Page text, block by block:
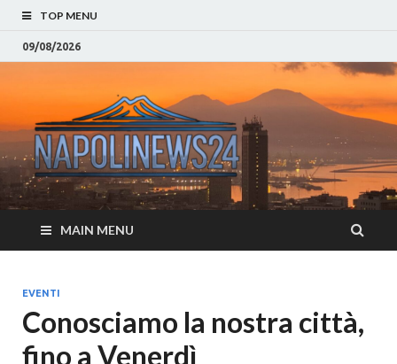
TOP MENU
09/08/2026
–
Napoli
Notizie sulla citta di
Napoli e Campania
Eventi, Sport
MAIN MENU
EVENTI
Conosciamo la nostra città,
fino a Venerdì